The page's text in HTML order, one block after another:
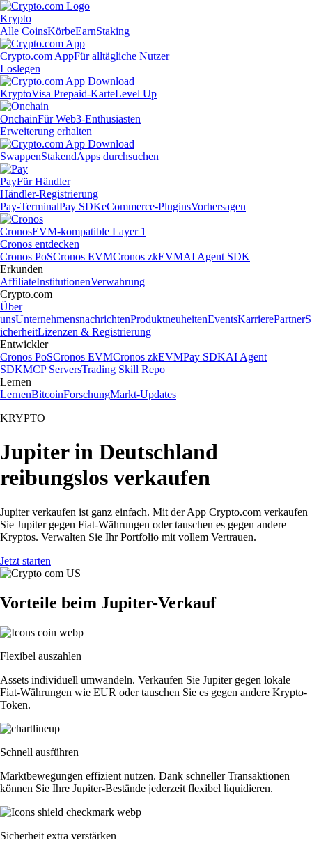
Krypto
Alle CoinsKörbeEarnStaking
Crypto.com AppFür alltägliche Nutzer
Loslegen
KryptoVisa Prepaid-KarteLevel Up
OnchainFür Web3-Enthusiasten
Erweiterung erhalten
SwappenStakendApps durchsuchen
PayFür Händler
Händler-Registrierung
Pay-TerminalPay SDKeCommerce-PluginsVorhersagen
CronosEVM-kompatible Layer 1
Cronos entdecken
Cronos PoSCronos EVMCronos zkEVMAI Agent SDK
Erkunden
AffiliateInstitutionenVerwahrung
Crypto.com
Über
unsUnternehmensnachrichtenProduktneuheitenEventsKarrierePartnerS
icherheitLizenzen & Registrierung
Entwickler
Cronos PoSCronos EVMCronos zkEVMPay SDKAI Agent
SDKMCP ServersTrading Skill Repo
Lernen
LernenBitcoinForschungMarkt-Updates
KRYPTO
Jupiter in Deutschland
reibungslos verkaufen
Jupiter verkaufen ist ganz einfach. Mit der App Crypto.com verkaufen
Sie Jupiter gegen Fiat-Währungen oder tauschen es gegen andere
Kryptos. Verwalten Sie Ihr Portfolio mit vollem Vertrauen.
Jetzt starten
Vorteile beim Jupiter-Verkauf
Flexibel auszahlen
Assets individuell umwandeln. Verkaufen Sie Jupiter gegen lokale
Fiat-Währungen wie EUR oder tauschen Sie es gegen andere Krypto-
Token.
Schnell ausführen
Marktbewegungen effizient nutzen. Dank schneller Transaktionen
können Sie Ihre Jupiter-Bestände jederzeit flexibel liquidieren.
Sicherheit extra verstärken